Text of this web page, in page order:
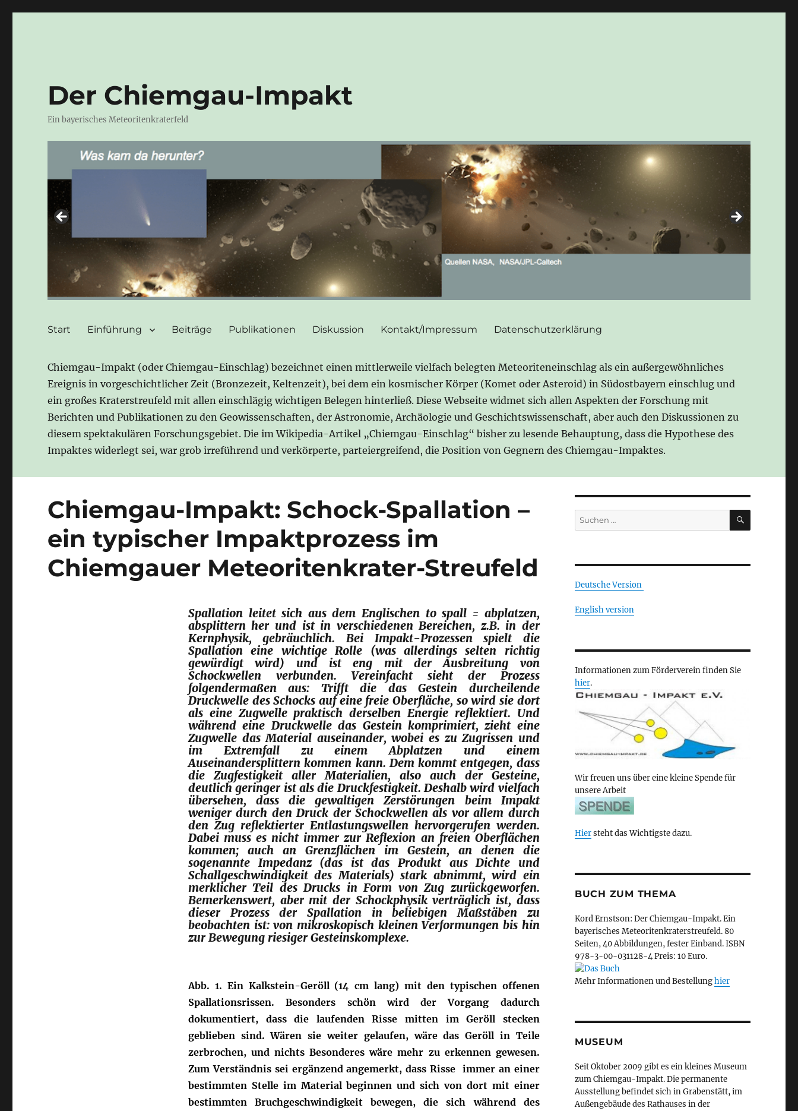
Der Chiemgau-Impakt
Ein bayerisches Meteoritenkraterfeld
Start Einführung Beiträge Publikationen Diskussion Kontakt/Impressum Datenschutzerklärung
Chiemgau-Impakt (oder Chiemgau-Einschlag) bezeichnet einen mittlerweile vielfach belegten Meteoriteneinschlag als ein außergewöhnliches
Ereignis in vorgeschichtlicher Zeit (Bronzezeit, Keltenzeit), bei dem ein kosmischer Körper (Komet oder Asteroid) in Südostbayern einschlug und
ein großes Kraterstreufeld mit allen einschlägig wichtigen Belegen hinterließ. Diese Webseite widmet sich allen Aspekten der Forschung mit
Berichten und Publikationen zu den Geowissenschaften, der Astronomie, Archäologie und Geschichtswissenschaft, aber auch den Diskussionen zu
diesem spektakulären Forschungsgebiet. Die im Wikipedia-Artikel „Chiemgau-Einschlag“ bisher zu lesende Behauptung, dass die Hypothese des
Impaktes widerlegt sei, war grob irreführend und verkörperte, parteiergreifend, die Position von Gegnern des Chiemgau-Impaktes.
Chiemgau-Impakt: Schock-Spallation –
ein typischer Impaktprozess im
Chiemgauer Meteoritenkrater-Streufeld
Spallation leitet sich aus dem Englischen to spall = abplatzen,
absplitternher und ist in verschiedenen Bereichen, z.B. in der
Kernphysik, gebräuchlich. Bei Impakt-Prozessen spielt die
Spallation eine wichtige Rolle (was allerdings selten richtig
gewürdigt wird) und ist eng mit der Ausbreitung von
Schockwellen verbunden. Vereinfacht sieht der Prozess
folgendermaßen aus: Trifft die das Gestein durcheilende
Druckwelle des Schocks auf eine freie Oberfläche, so wird sie dort
als eine Zugwelle praktisch derselben Energie reflektiert. Und
während eine Druckwelle das Gestein komprimiert, zieht eine
Zugwelle das Material auseinander, wobei es zu Zugrissen und
im Extremfall zu einem Abplatzen und einem
Auseinandersplittern kommen kann. Dem kommt entgegen, dass
die Zugfestigkeit aller Materialien, also auch der Gesteine,
deutlich geringer ist als die Druckfestigkeit. Deshalb wird vielfach
übersehen, dass die gewaltigen Zerstörungen beim Impakt
weniger durch den Druck der Schockwellen als vor allem durch
den Zug reflektierter Entlastungswellen hervorgerufen werden.
Dabei muss es nicht immer zur Reflexion an freien Oberflächen
kommen; auch an Grenzflächen im Gestein, an denen die
sogenannte Impedanz (das ist das Produkt aus Dichte und
Schallgeschwindigkeit des Materials) stark abnimmt, wird ein
merklicher Teil des Drucks in Form von Zug zurückgeworfen.
Bemerkenswert, aber mit der Schockphysik verträglich ist, dass
dieser Prozess der Spallation in beliebigen Maßstäben zu
beobachten ist: von mikroskopisch kleinen Verformungen bis hin
zur Bewegung riesiger Gesteinskomplexe.
Abb. 1. Ein Kalkstein-Geröll (14 cm lang) mit den typischen offenen
Spallationsrissen. Besonders schön wird der Vorgang dadurch
dokumentiert, dass die laufenden Risse mitten im Geröll stecken
geblieben sind. Wären sie weiter gelaufen, wäre das Geröll in Teile
zerbrochen, und nichts Besonderes wäre mehr zu erkennen gewesen.
Zum Verständnis sei ergänzend angemerkt, dass Risse immer an einer
bestimmten Stelle im Material beginnen und sich von dort mit einer
bestimmten Bruchgeschwindigkeit bewegen, die sich während des
Suchen
nach:
SUCHEN
Deutsche Version
English version
Informationen zum Förderverein finden Sie
hier.
Wir freuen uns über eine kleine Spende für
unsere Arbeit
Hiersteht das Wichtigste dazu.
BUCH ZUM THEMA
Kord Ernstson: Der Chiemgau-Impakt. Ein
bayerisches Meteoritenkraterstreufeld. 80
Seiten, 40 Abbildungen, fester Einband. ISBN
978-3-00-031128-4 Preis: 10 Euro.
Mehr Informationen und Bestellunghier
MUSEUM
Seit Oktober 2009 gibt es ein kleines Museum
zum Chiemgau-Impakt. Die permanente
Ausstellung befindet sich in Grabenstätt, im
Außengebäude des Rathauses in der